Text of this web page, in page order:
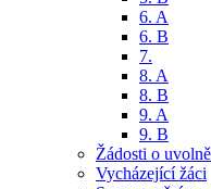
6. A
6. B
7.
8. A
8. B
9. A
9. B
Žádosti o
Vycházející žáci